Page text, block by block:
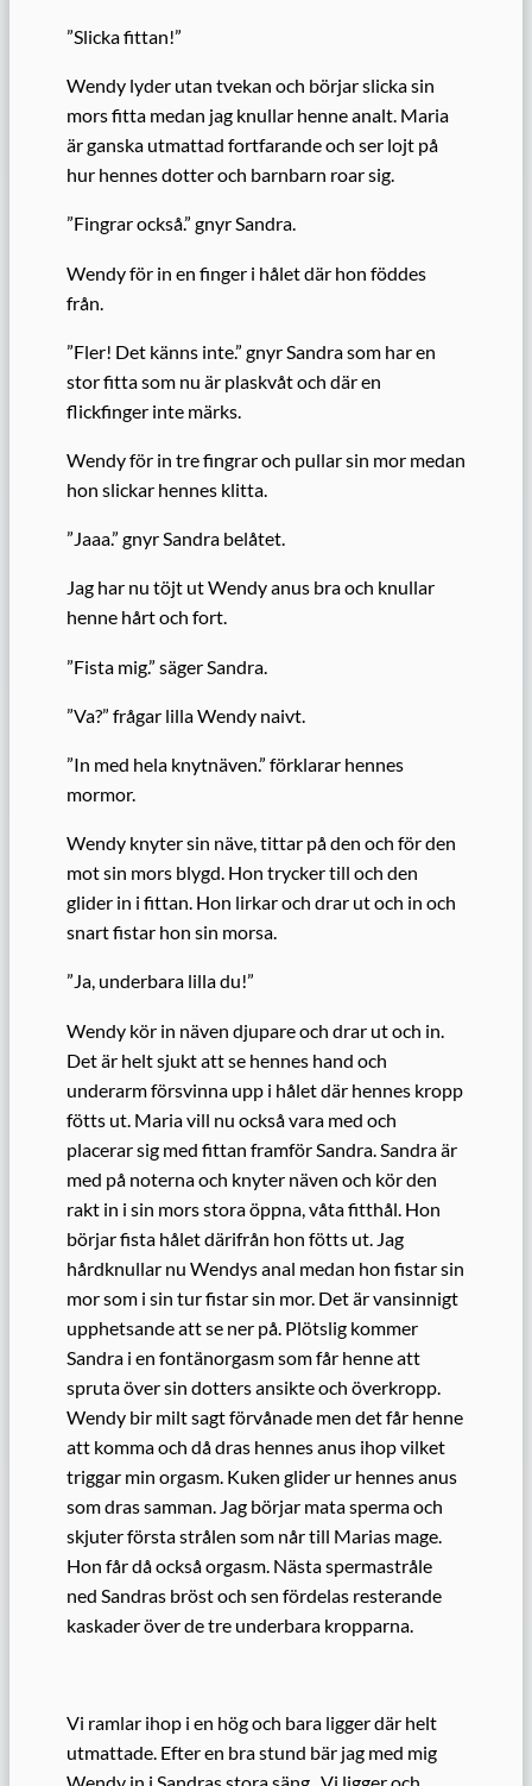
”Slicka fittan!”
Wendy lyder utan tvekan och börjar slicka sin
mors fitta medan jag knullar henne analt. Maria
är ganska utmattad fortfarande och ser lojt på
hur hennes dotter och barnbarn roar sig.
”Fingrar också.” gnyr Sandra.
Wendy för in en finger i hålet där hon föddes
från.
”Fler! Det känns inte.” gnyr Sandra som har en
stor fitta som nu är plaskvåt och där en
flickfinger inte märks.
Wendy för in tre fingrar och pullar sin mor medan
hon slickar hennes klitta.
”Jaaa.” gnyr Sandra belåtet.
Jag har nu töjt ut Wendy anus bra och knullar
henne hårt och fort.
”Fista mig.” säger Sandra.
”Va?” frågar lilla Wendy naivt.
”In med hela knytnäven.” förklarar hennes
mormor.
Wendy knyter sin näve, tittar på den och för den
mot sin mors blygd. Hon trycker till och den
glider in i fittan. Hon lirkar och drar ut och in och
snart fistar hon sin morsa.
”Ja, underbara lilla du!”
Wendy kör in näven djupare och drar ut och in.
Det är helt sjukt att se hennes hand och
underarm försvinna upp i hålet där hennes kropp
fötts ut. Maria vill nu också vara med och
placerar sig med fittan framför Sandra. Sandra är
med på noterna och knyter näven och kör den
rakt in i sin mors stora öppna, våta fitthål. Hon
börjar fista hålet därifrån hon fötts ut. Jag
hårdknullar nu Wendys anal medan hon fistar sin
mor som i sin tur fistar sin mor. Det är vansinnigt
upphetsande att se ner på. Plötslig kommer
Sandra i en fontänorgasm som får henne att
spruta över sin dotters ansikte och överkropp.
Wendy bir milt sagt förvånade men det får henne
att komma och då dras hennes anus ihop vilket
triggar min orgasm. Kuken glider ur hennes anus
som dras samman. Jag börjar mata sperma och
skjuter första strålen som når till Marias mage.
Hon får då också orgasm. Nästa spermastråle
ned Sandras bröst och sen fördelas resterande
kaskader över de tre underbara kropparna.
Vi ramlar ihop i en hög och bara ligger där helt
utmattade. Efter en bra stund bär jag med mig